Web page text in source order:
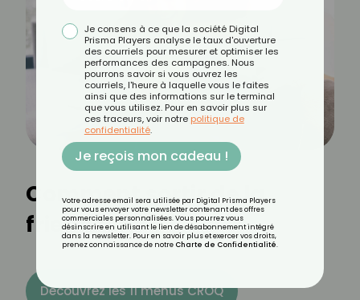
Comment sortir de la
friendzone ?
Découvrez les 11 menus CROQ
Je consens à ce que la société Digital
Prisma Players analyse le taux d'ouverture
des courriels pour mesurer et optimiser les
performances des campagnes. Nous
pourrons savoir si vous ouvrez les
courriels, l'heure à laquelle vous le faites
ainsi que des informations sur le terminal
que vous utilisez. Pour en savoir plus sur
ces traceurs, voir notre politique de
confidentialité.
Je reçois mon cadeau !
Votre adresse email sera utilisée par Digital Prisma Players
pour vous envoyer votre newsletter contenant des offres
commerciales personnalisées. Vous pourrez vous
désinscrire en utilisant le lien de désabonnement intégré
dans la newsletter. Pour en savoir plus et exercer vos droits,
prenez connaissance de notre Charte de Confidentialité.